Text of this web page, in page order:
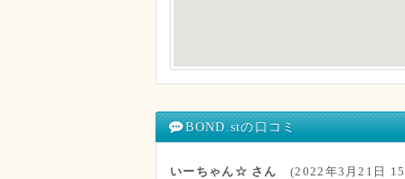
BOND.stの口コミ
いーちゃん☆ さん (2022年3月21日